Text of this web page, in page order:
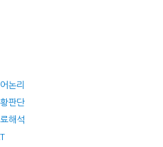
논리
판단
해석